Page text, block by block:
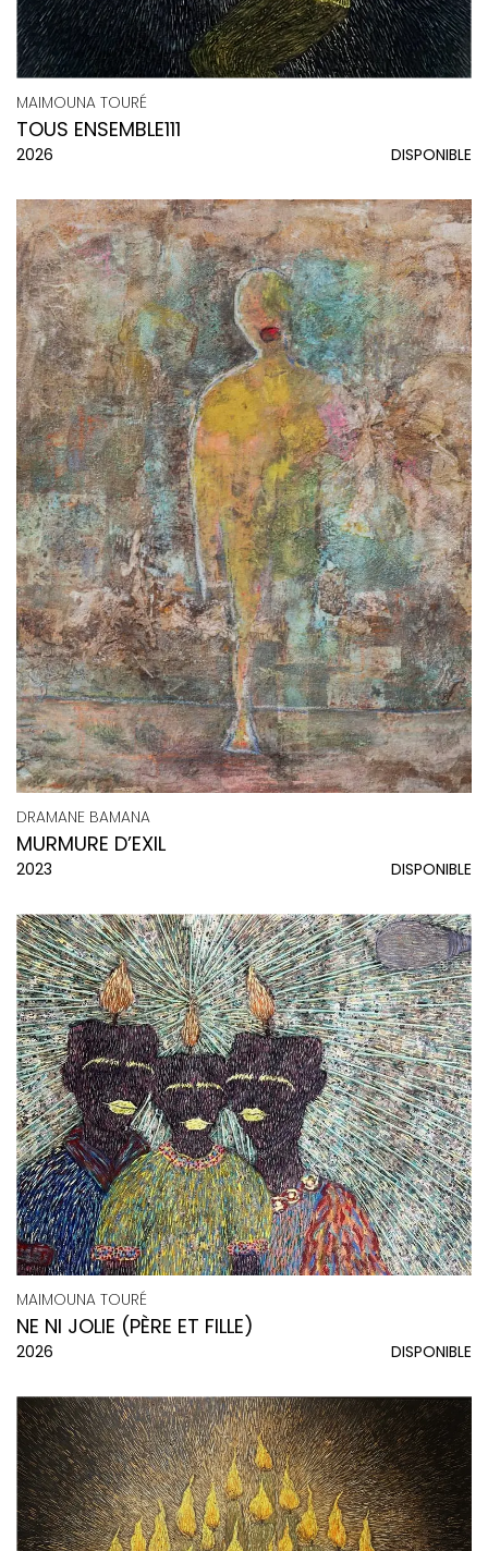
MAIMOUNA TOURÉ
TOUS ENSEMBLE111
2026 DISPONIBLE
DRAMANE BAMANA
MURMURE D’EXIL
2023 DISPONIBLE
MAIMOUNA TOURÉ
NE NI JOLIE (PÈRE ET FILLE)
2026 DISPONIBLE